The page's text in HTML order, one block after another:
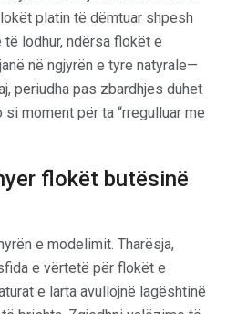
platin të dëmtuar shpesh
lodhur, ndërsa flokët e
në ngjyrën e tyre natyrale—
periudha pas zbardhjes duhet
moment për ta “rregulluar me
flokët butësinë
e modelimit. Tharësja,
e vërtetë për flokët e
e larta avullojnë lagështinë